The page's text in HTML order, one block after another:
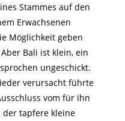
Stammes auf den
Erwachsenen
Möglichkeit geben
Bali ist klein, ein
ungeschickt.
verursacht führte
vom für ihn
tapfere kleine